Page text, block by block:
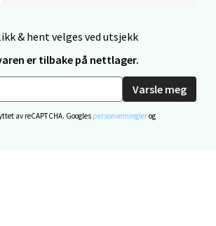
& hent velges ved utsjekk
er tilbake på nettlager.
Varsle meg
av reCAPTCHA. Googles personvernreglerog
Thon Senter Moa